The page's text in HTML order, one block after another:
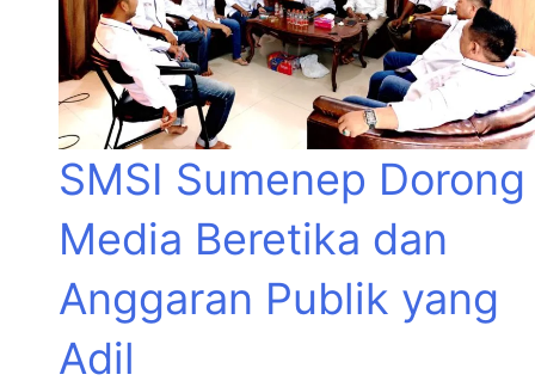
SMSI Sumenep Dorong
Media Beretika dan
Anggaran Publik yang
Adil